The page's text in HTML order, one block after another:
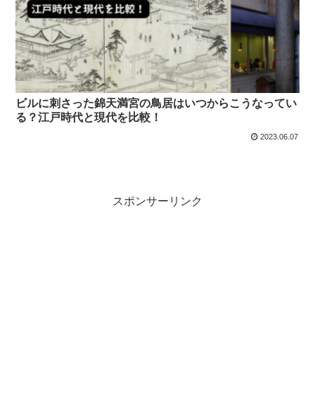
ビルに刺さった錦天満宮の鳥居はいつからこうなってい
る？江戸時代と現代を比較！
2023.06.07
スポンサーリンク